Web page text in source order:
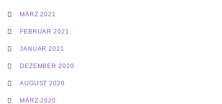
MÄRZ 2021
FEBRUAR 2021
JANUAR 2021
DEZEMBER 2020
AUGUST 2020
MÄRZ 2020